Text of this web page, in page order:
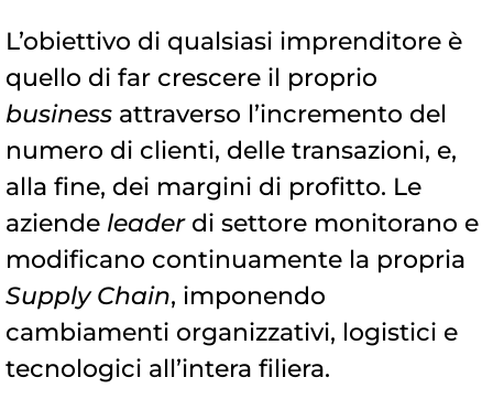
L’obiettivo di qualsiasi imprenditore è
quello di far crescere il proprio
business attraverso l’incremento del
numero di clienti, delle transazioni, e,
alla fine, dei margini di profitto. Le
aziende leaderdi settore monitorano e
modificano continuamente la propria
Supply Chain, imponendo
cambiamenti organizzativi, logistici e
tecnologici all’intera filiera.